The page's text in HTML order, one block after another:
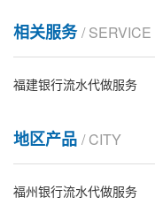
相关服务/ SERVICE
福建银行流水代做服务
地区产品 / CITY
福州银行流水代做服务